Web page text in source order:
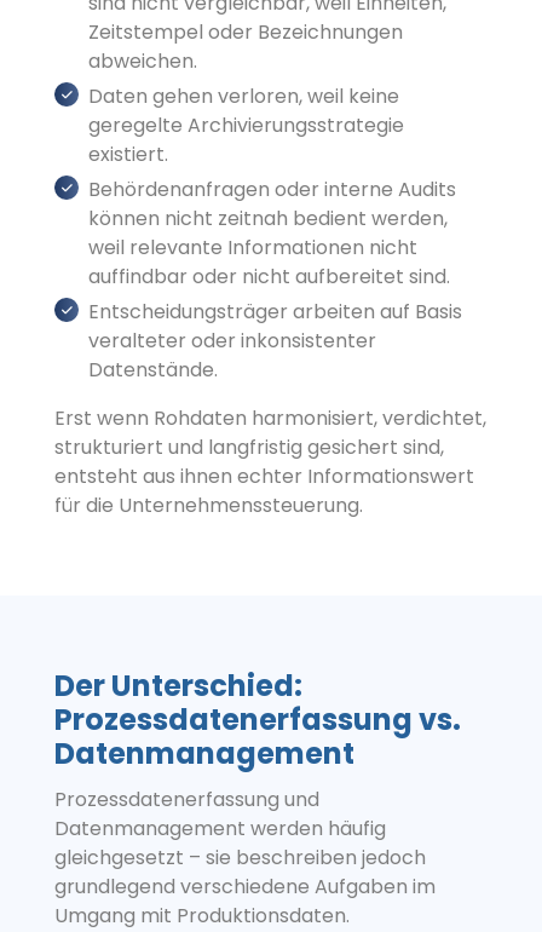
Zeitstempel oder Bezeichnungen
abweichen.
Daten gehen verloren, weil keine
geregelte Archivierungsstrategie
existiert.
Behördenanfragen oder interne Audits
können nicht zeitnah bedient werden,
weil relevante Informationen nicht
auffindbar oder nicht aufbereitet sind.
Entscheidungsträger arbeiten auf Basis
veralteter oder inkonsistenter
Datenstände.
Erst wenn Rohdaten harmonisiert, verdichtet,
strukturiert und langfristig gesichert sind,
entsteht aus ihnen echter Informationswert
für die Unternehmenssteuerung.
Der Unterschied:
Prozessdatenerfassung vs.
Datenmanagement
Prozessdatenerfassung und
Datenmanagement werden häufig
gleichgesetzt – sie beschreiben jedoch
grundlegend verschiedene Aufgaben im
Umgang mit Produktionsdaten.